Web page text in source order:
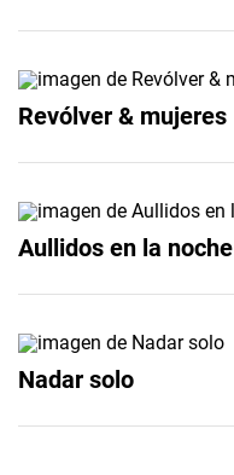
Revólver & mujeres
Aullidos en la noche
Nadar solo